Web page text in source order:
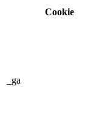
Cookie
_ga